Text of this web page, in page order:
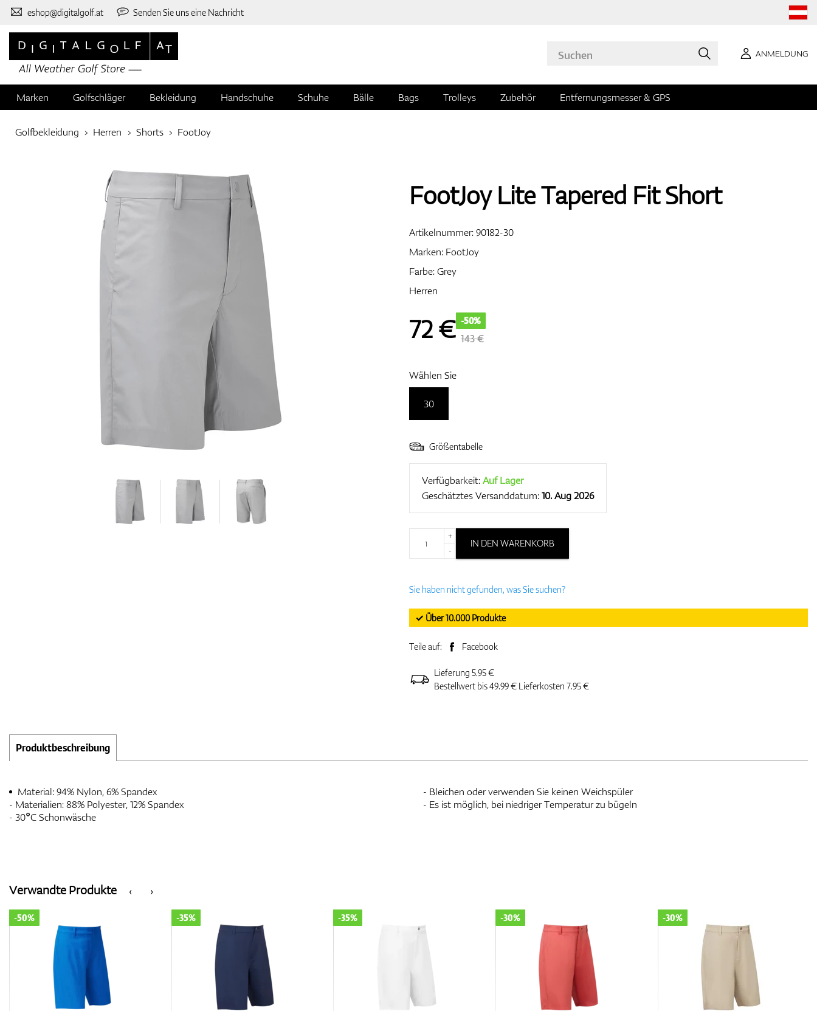
eshop@digitalgolf.at Senden Sie uns eine Nachricht
ANMELDUNG
Marken Golfschläger Bekleidung Handschuhe Schuhe Bälle Bags Trolleys Zubehör Entfernungsmesser & GPS
Golfbekleidung Herren Shorts FootJoy
FootJoy Lite Tapered Fit Short
Artikelnummer:90182-30
Marken: FootJoy
Farbe: Grey
Herren
72€ -50%
143 €
Wählen Sie
30
Größentabelle
Verfügbarkeit:Auf Lager
Geschätztes Versanddatum:10. Aug 2026
+
-
IN DEN WARENKORB
Sie haben nicht gefunden, was Sie suchen?
✓ Über 10.000 Produkte
Teile auf: Facebook
Lieferung 5.95 €
Bestellwert bis 49.99 € Lieferkosten 7.95 €
Produktbeschreibung
Material: 94% Nylon, 6% Spandex
- Materialien: 88% Polyester, 12% Spandex
- 30°C Schonwäsche
- Bleichen oder verwenden Sie keinen Weichspüler
- Es ist möglich, bei niedriger Temperatur zu bügeln
‹
Verwandte Produkte ›
-50% -35% -35% -30% -30%